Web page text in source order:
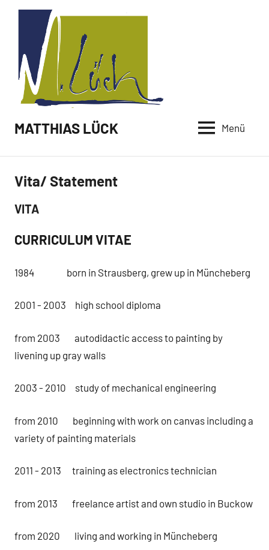
MATTHIAS LÜCK Menü
Vita/ Statement
VITA
CURRICULUM VITAE
1984 born in Strausberg, grew up in Müncheberg
2001 - 2003 high school diploma
from 2003 autodidactic access to painting by
livening up gray walls
2003 - 2010 study of mechanical engineering
from 2010 beginning with work on canvas including a
variety of painting materials
2011 - 2013 training as electronics technician
from 2013 freelance artist and own studio in Buckow
from 2020 living and working in Müncheberg